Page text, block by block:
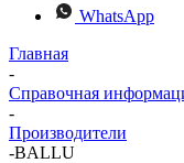
WhatsApp
Главная
-
Справочная
-
Производители
-BALLU